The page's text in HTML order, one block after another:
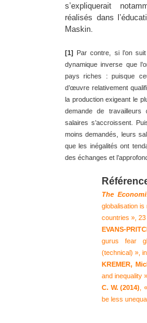
s’expliquerait
réalisés dans
Maskin.
[1]
Par contre, si l’on
dynamique inverse que
pays riches : puisque
d’œuvre relativement
la production exigeant le
demande de travailleurs
salaires s’accroissent.
moins demandés, leurs
que les inégalités ont
des échanges et
The
globalisation is
countries », 23
EVANS-
gurus fear
(technical) », in
KREMER,
and inequality
C. W. (2014),
be less